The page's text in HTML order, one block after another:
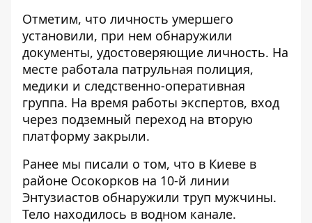
Отметим, что личность умершего
установили, при нем обнаружили
документы, удостоверяющие личность. На
месте работала патрульная полиция,
медики и следственно-оперативная
группа. На время работы экспертов, вход
через подземный переход на вторую
платформу закрыли.
Ранее мы писали о том, что в Киеве в
районе Осокорков на 10-й линии
Энтузиастов обнаружили труп мужчины.
Тело находилось в водном канале.